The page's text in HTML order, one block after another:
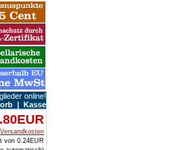
online!
| Kasse
Versandkosten
von 0.24EUR